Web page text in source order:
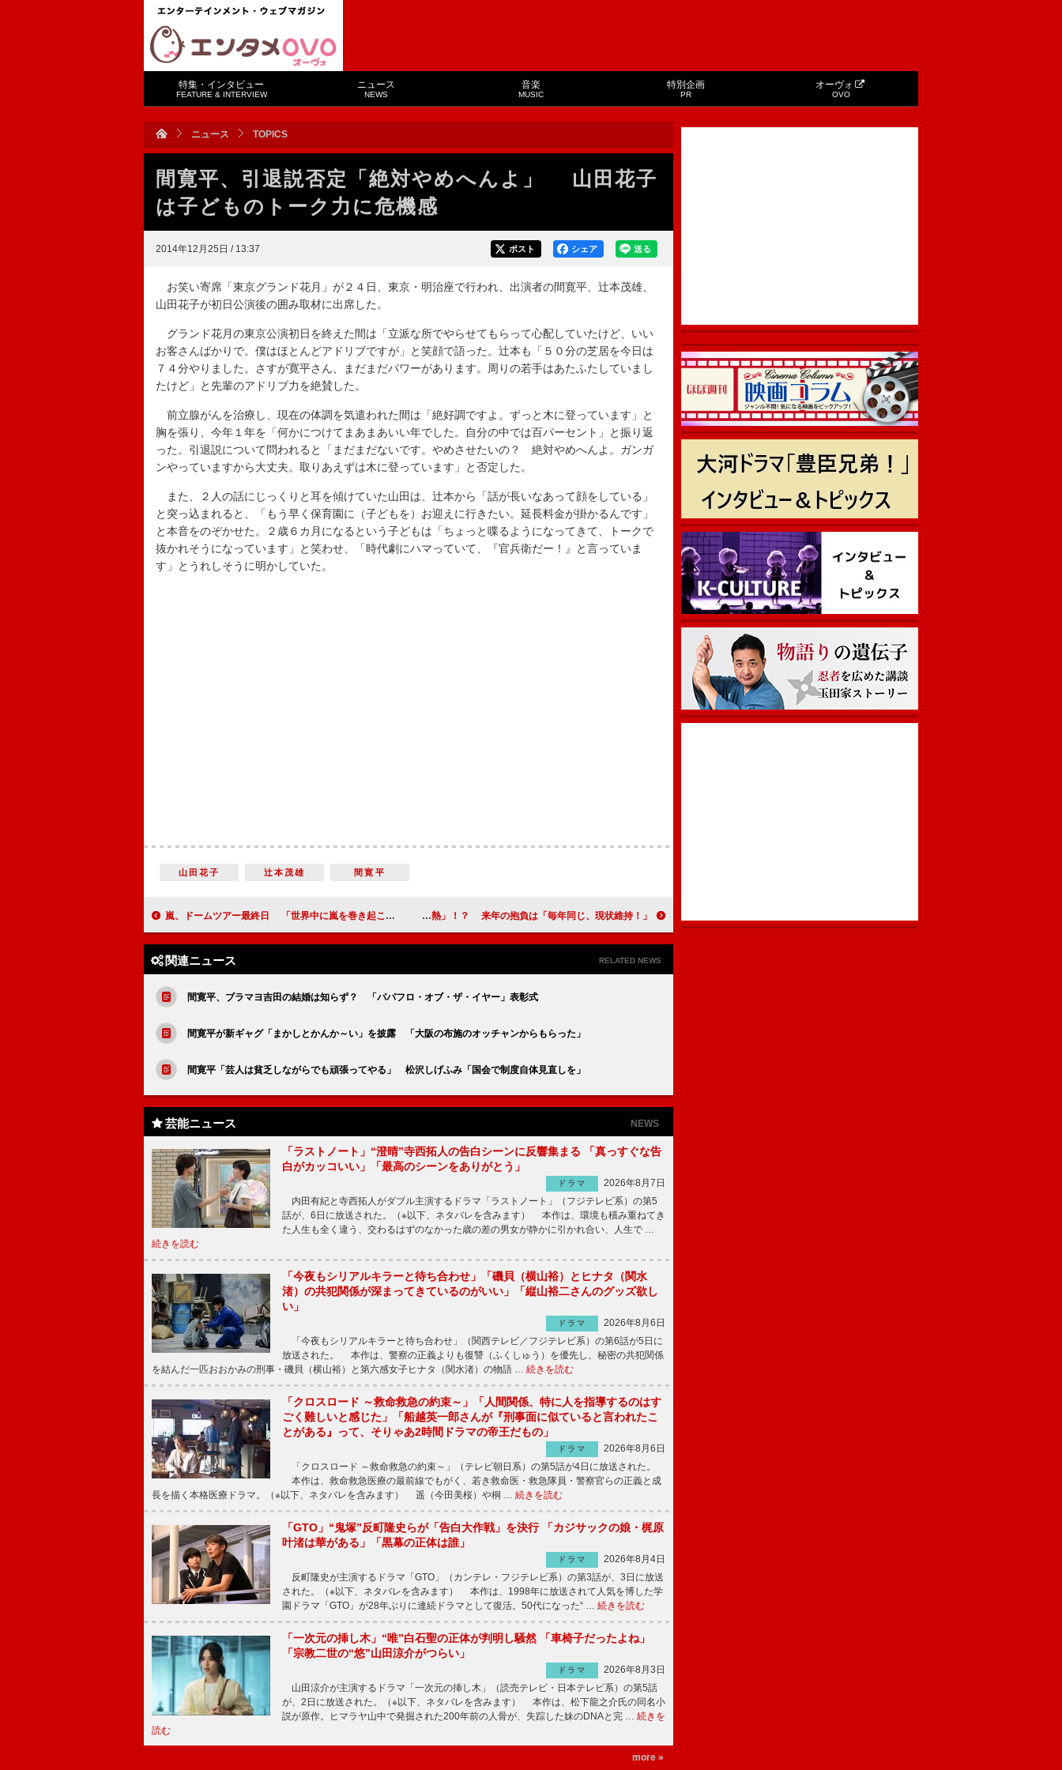
特集・インタビュー
FEATURE & INTERVIEW
ニュース
NEWS
音楽
MUSIC
特別企画
PR
オーヴォ
OVO
ニュース TOPICS
間寛平、引退説否定「絶対やめへんよ」 山田花子
は子どものトーク力に危機感
2014年12月25日 / 13:37 送る
シェア
ポスト
お笑い寄席「東京グランド花月」が２４日、東京・明治座で行われ、出演者の間寛平、辻本茂雄、
山田花子が初日公演後の囲み取材に出席した。
グランド花月の東京公演初日を終えた間は「立派な所でやらせてもらって心配していたけど、いい
お客さんばかりで。僕はほとんどアドリブですが」と笑顔で語った。辻本も「５０分の芝居を今日は
７４分やりました。さすが寛平さん、まだまだパワーがあります。周りの若手はあたふたしていまし
たけど」と先輩のアドリブ力を絶賛した。
前立腺がんを治療し、現在の体調を気遣われた間は「絶好調ですよ。ずっと木に登っています」と
胸を張り、今年１年を「何かにつけてまあまあいい年でした。自分の中では百パーセント」と振り返
った。引退説について問われると「まだまだないです。やめさせたいの？ 絶対やめへんよ。ガンガ
ンやっていますから大丈夫。取りあえずは木に登っています」と否定した。
また、２人の話にじっくりと耳を傾けていた山田は、辻本から「話が長いなあって顔をしている」
と突っ込まれると、「もう早く保育園に（子どもを）お迎えに行きたい。延長料金が掛かるんです」
と本音をのぞかせた。２歳６カ月になるという子どもは「ちょっと喋るようになってきて、トークで
抜かれそうになっています」と笑わせ、「時代劇にハマっていて、『官兵衛だー！』と言っていま
す」とうれしそうに明かしていた。
山田花子 辻本茂雄 間寛平
嵐、ドームツアー最終日 「世界中に嵐を巻き起こすことが、できるかもしれません！」 ダチョウ倶楽部、今年の漢字は「熱」！？ 来年の抱負は「毎年同じ、現状維持！」
関連ニュース RELATED NEWS
間寛平、ブラマヨ吉田の結婚は知らず？ 「パパフロ・オブ・ザ・イヤー」表彰式
間寛平が新ギャグ「まかしとかんか～い」を披露 「大阪の布施のオッチャンからもらった」
間寛平「芸人は貧乏しながらでも頑張ってやる」 松沢しげふみ「国会で制度自体見直しを」
芸能ニュース NEWS
「ラストノート」“澄晴”寺西拓人の告白シーンに反響集まる 「真っすぐな告
白がカッコいい」「最高のシーンをありがとう」
ドラマ
2026年8月7日
内田有紀と寺西拓人がダブル主演するドラマ「ラストノート」（フジテレビ系）の第5
話が、6日に放送された。（※以下、ネタバレを含みます） 本作は、環境も積み重ねてき
た人生も全く違う、交わるはずのなかった歳の差の男女が静かに引かれ合い、人生で …
続きを読む
「今夜もシリアルキラーと待ち合わせ」「磯貝（横山裕）とヒナタ（関水
渚）の共犯関係が深まってきているのがいい」「縦山裕二さんのグッズ欲し
い」
ドラマ
2026年8月6日
「今夜もシリアルキラーと待ち合わせ」（関西テレビ／フジテレビ系）の第6話が5日に
放送された。 本作は、警察の正義よりも復讐（ふくしゅう）を優先し、秘密の共犯関係
を結んだ一匹おおかみの刑事・磯貝（横山裕）と第六感女子ヒナタ（関水渚）の物語 … 続きを読む
「クロスロード ～救命救急の約束～」「人間関係、特に人を指導するのはす
ごく難しいと感じた」「船越英一郎さんが『刑事面に似ていると言われたこ
とがある』って、そりゃあ2時間ドラマの帝王だもの」
ドラマ
2026年8月6日
「クロスロード ～救命救急の約束～」（テレビ朝日系）の第5話が4日に放送された。
本作は、救命救急医療の最前線でもがく、若き救命医・救急隊員・警察官らの正義と成
長を描く本格医療ドラマ。（※以下、ネタバレを含みます） 遥（今田美桜）や桐 … 続きを読む
「GTO」“鬼塚”反町隆史らが「告白大作戦」を決行 「カジサックの娘・梶原
叶渚は華がある」「黒幕の正体は誰」
ドラマ
2026年8月4日
反町隆史が主演するドラマ「GTO」（カンテレ・フジテレビ系）の第3話が、3日に放送
された。（※以下、ネタバレを含みます） 本作は、1998年に放送されて人気を博した学
園ドラマ「GTO」が28年ぶりに連続ドラマとして復活。50代になった“ … 続きを読む
「一次元の挿し木」“唯”白石聖の正体が判明し騒然 「車椅子だったよね」
「宗教二世の“悠”山田涼介がつらい」
ドラマ
2026年8月3日
山田涼介が主演するドラマ「一次元の挿し木」（読売テレビ・日本テレビ系）の第5話
が、2日に放送された。（※以下、ネタバレを含みます） 本作は、松下龍之介氏の同名小
説が原作。ヒマラヤ山中で発掘された200年前の人骨が、失踪した妹のDNAと完 … 続きを
読む
more »